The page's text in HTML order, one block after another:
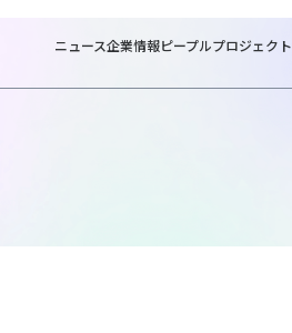
ニュース企業情報ピープルプロジェクト